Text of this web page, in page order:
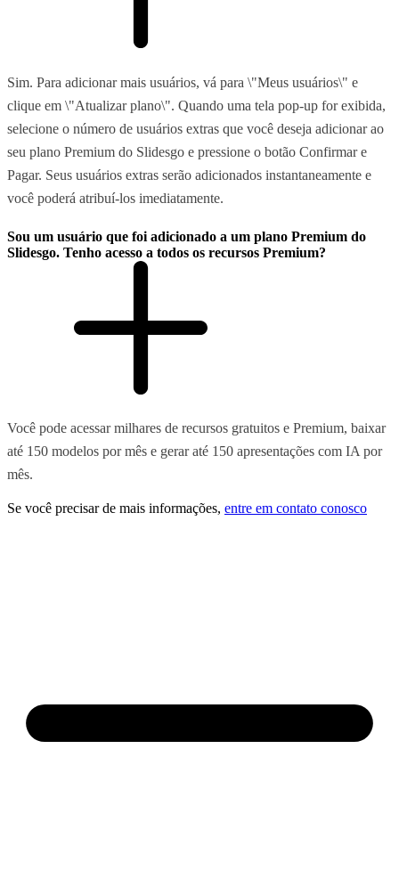
Sim. Para adicionar mais usuários, vá para \"Meus usuários\" e
clique em \"Atualizar plano\". Quando uma tela pop-up for exibida,
selecione o número de usuários extras que você deseja adicionar ao
seu plano Premium do Slidesgo e pressione o botão Confirmar e
Pagar. Seus usuários extras serão adicionados instantaneamente e
você poderá atribuí-los imediatamente.
Sou um usuário que foi adicionado a um plano Premium do
Slidesgo. Tenho acesso a todos os recursos Premium?
Você pode acessar milhares de recursos gratuitos e Premium, baixar
até 150 modelos por mês e gerar até 150 apresentações com IA por
mês.
Se você precisar de mais informações, entre em contato conosco